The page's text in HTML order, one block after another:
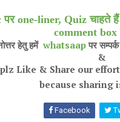
one-liner, Quiz चाहते
comment
हेतु हमें whatsaap पर
&
plz Like & Share our
because sharing
Facebook